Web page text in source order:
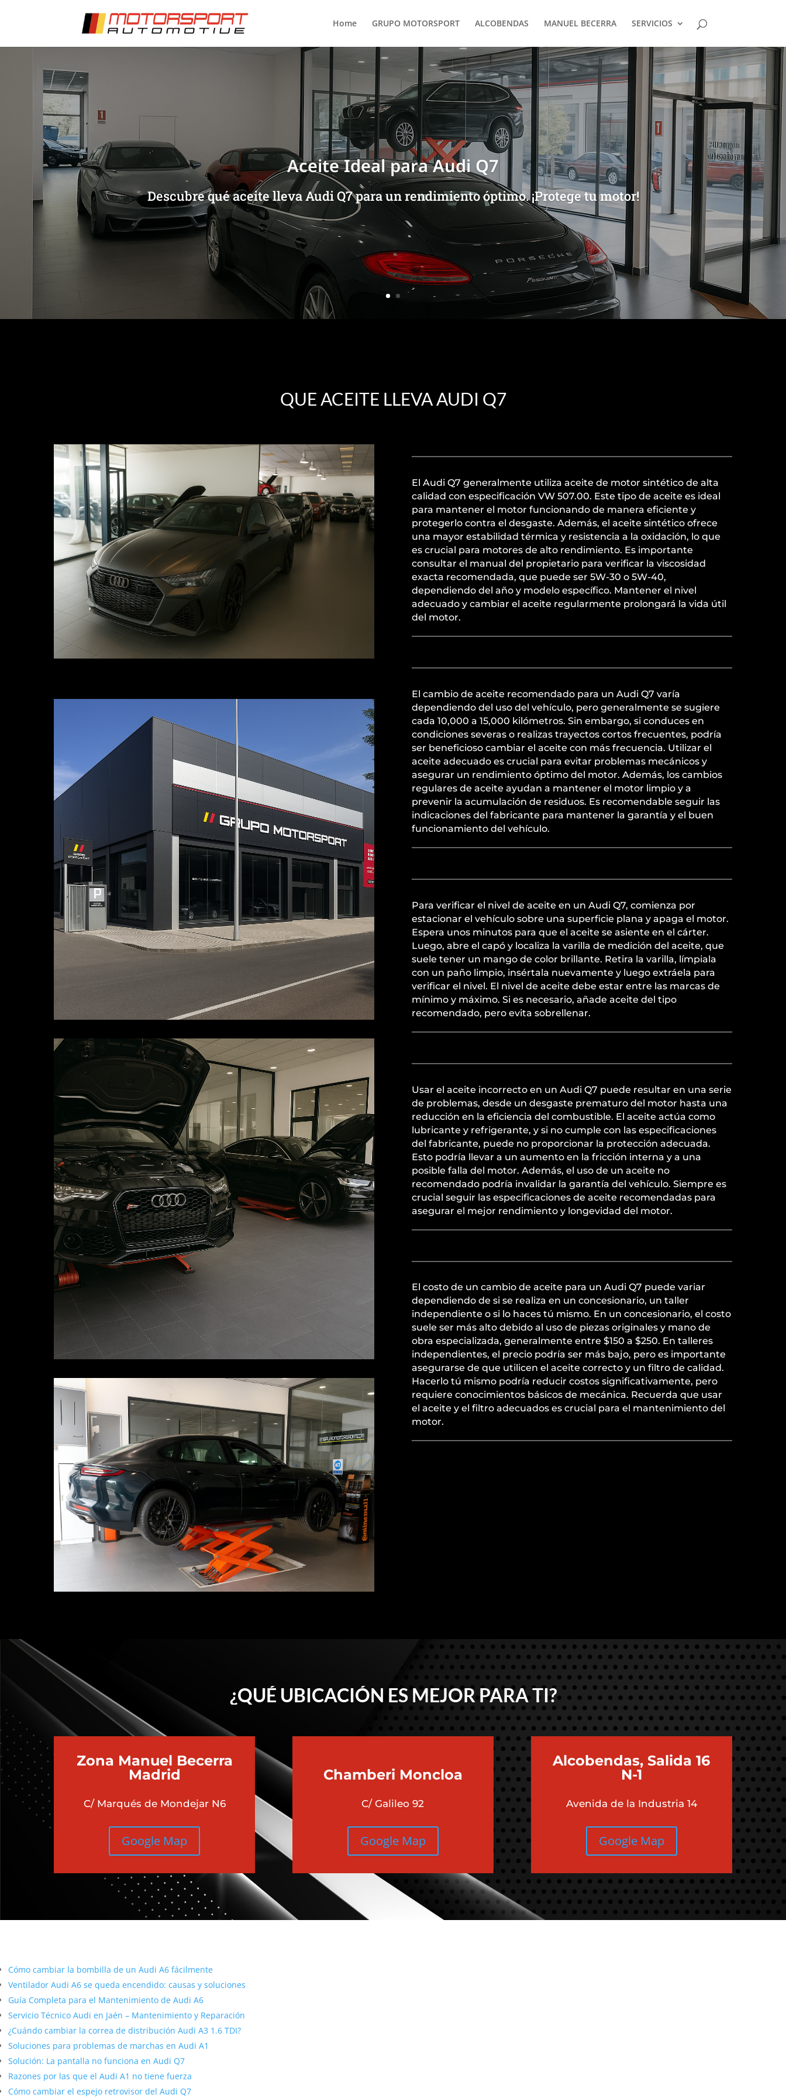
Home GRUPO MOTORSPORT ALCOBENDAS MANUEL BECERRA SERVICIOS
Aceite Ideal para Audi Q7
Descubre qué aceite lleva Audi Q7 para un rendimiento óptimo. ¡Protege tu motor!
QUE ACEITE LLEVA AUDI Q7
El Audi Q7 generalmente utiliza aceite de motor sintético de alta
calidad con especificación VW 507.00. Este tipo de aceite es ideal
para mantener el motor funcionando de manera eficiente y
protegerlo contra el desgaste. Además, el aceite sintético ofrece
una mayor estabilidad térmica y resistencia a la oxidación, lo que
es crucial para motores de alto rendimiento. Es importante
consultar el manual del propietario para verificar la viscosidad
exacta recomendada, que puede ser 5W-30 o 5W-40,
dependiendo del año y modelo específico. Mantener el nivel
adecuado y cambiar el aceite regularmente prolongará la vida útil
del motor.
El cambio de aceite recomendado para un Audi Q7 varía
dependiendo del uso del vehículo, pero generalmente se sugiere
cada 10,000 a 15,000 kilómetros. Sin embargo, si conduces en
condiciones severas o realizas trayectos cortos frecuentes, podría
ser beneficioso cambiar el aceite con más frecuencia. Utilizar el
aceite adecuado es crucial para evitar problemas mecánicos y
asegurar un rendimiento óptimo del motor. Además, los cambios
regulares de aceite ayudan a mantener el motor limpio y a
prevenir la acumulación de residuos. Es recomendable seguir las
indicaciones del fabricante para mantener la garantía y el buen
funcionamiento del vehículo.
Para verificar el nivel de aceite en un Audi Q7, comienza por
estacionar el vehículo sobre una superficie plana y apaga el motor.
Espera unos minutos para que el aceite se asiente en el cárter.
Luego, abre el capó y localiza la varilla de medición del aceite, que
suele tener un mango de color brillante. Retira la varilla, límpiala
con un paño limpio, insértala nuevamente y luego extráela para
verificar el nivel. El nivel de aceite debe estar entre las marcas de
mínimo y máximo. Si es necesario, añade aceite del tipo
recomendado, pero evita sobrellenar.
Usar el aceite incorrecto en un Audi Q7 puede resultar en una serie
de problemas, desde un desgaste prematuro del motor hasta una
reducción en la eficiencia del combustible. El aceite actúa como
lubricante y refrigerante, y si no cumple con las especificaciones
del fabricante, puede no proporcionar la protección adecuada.
Esto podría llevar a un aumento en la fricción interna y a una
posible falla del motor. Además, el uso de un aceite no
recomendado podría invalidar la garantía del vehículo. Siempre es
crucial seguir las especificaciones de aceite recomendadas para
asegurar el mejor rendimiento y longevidad del motor.
El costo de un cambio de aceite para un Audi Q7 puede variar
dependiendo de si se realiza en un concesionario, un taller
independiente o si lo haces tú mismo. En un concesionario, el costo
suele ser más alto debido al uso de piezas originales y mano de
obra especializada, generalmente entre $150 a $250. En talleres
independientes, el precio podría ser más bajo, pero es importante
asegurarse de que utilicen el aceite correcto y un filtro de calidad.
Hacerlo tú mismo podría reducir costos significativamente, pero
requiere conocimientos básicos de mecánica. Recuerda que usar
el aceite y el filtro adecuados es crucial para el mantenimiento del
motor.
¿QUÉ UBICACIÓN ES MEJOR PARA TI?
Zona Manuel Becerra
Madrid
C/ Marqués de Mondejar N6
Google Map
Chamberi Moncloa
C/ Galileo 92
Google Map
Alcobendas, Salida 16
N-1
Avenida de la Industria 14
Google Map
Cómo cambiar la bombilla de un Audi A6 fácilmente
Ventilador Audi A6 se queda encendido: causas y soluciones
Guía Completa para el Mantenimiento de Audi A6
Servicio Técnico Audi en Jaén – Mantenimiento y Reparación
¿Cuándo cambiar la correa de distribución Audi A3 1.6 TDI?
Soluciones para problemas de marchas en Audi A1
Solución: La pantalla no funciona en Audi Q7
Razones por las que el Audi A1 no tiene fuerza
Cómo cambiar el espejo retrovisor del Audi Q7